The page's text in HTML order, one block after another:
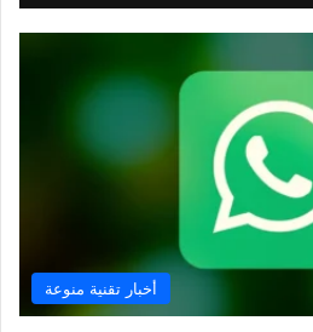
أخبار تقنية منوعة